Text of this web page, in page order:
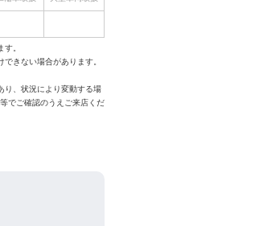
。
きない場合があります。
り、状況により変動する場
でご確認のうえご来店くだ